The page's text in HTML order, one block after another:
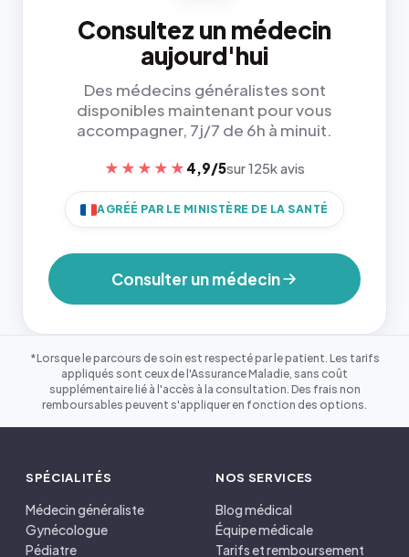
Consultez un médecin
aujourd'hui
Des médecins généralistes sont
disponibles maintenant pour vous
accompagner, 7j/7 de 6h à minuit.
★★★★★ 4,9/5sur 125k avis
AGRÉÉ PAR LE MINISTÈRE DE LA SANTÉ
Consulter un médecin
*Lorsque le parcours de soin est respecté par le patient. Les tarifs
appliqués sont ceux de l'Assurance Maladie, sans coût
supplémentaire lié à l'accès à la consultation. Des frais non
remboursables peuvent s'appliquer en fonction des options.
SPÉCIALITÉS
Médecin généraliste
Gynécologue
Pédiatre
NOS SERVICES
Blog médical
Équipe médicale
Tarifs et remboursement